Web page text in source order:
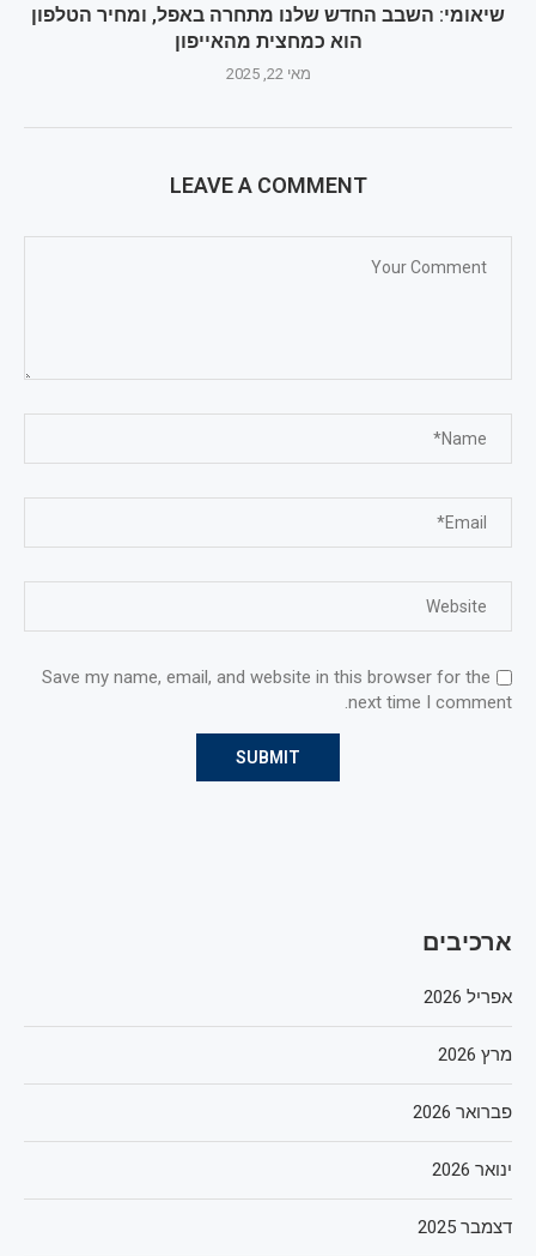
שיאומי: השבב החדש שלנו מתחרה באפל, ומחיר הטלפון
הוא כמחצית מהאייפון
מאי 22, 2025
LEAVE A COMMENT
Save my name, email, and website in this browser for the
next time I comment.
ארכיבים
אפריל 2026
מרץ 2026
פברואר 2026
ינואר 2026
דצמבר 2025